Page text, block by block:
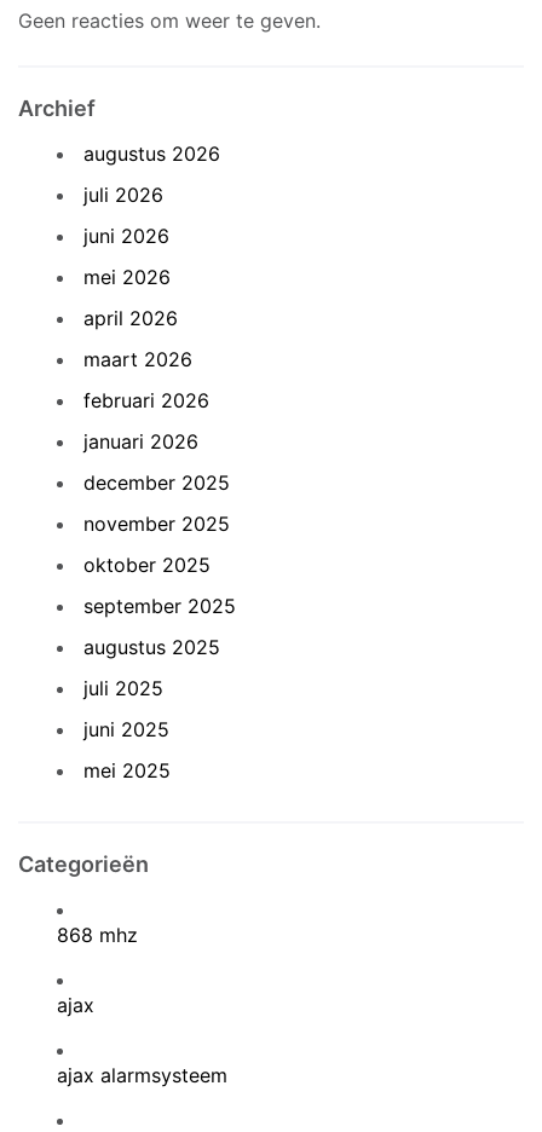
Geen reacties om weer te geven.
Archief
augustus 2026
juli 2026
juni 2026
mei 2026
april 2026
maart 2026
februari 2026
januari 2026
december 2025
november 2025
oktober 2025
september 2025
augustus 2025
juli 2025
juni 2025
mei 2025
Categorieën
868 mhz
ajax
ajax alarmsysteem